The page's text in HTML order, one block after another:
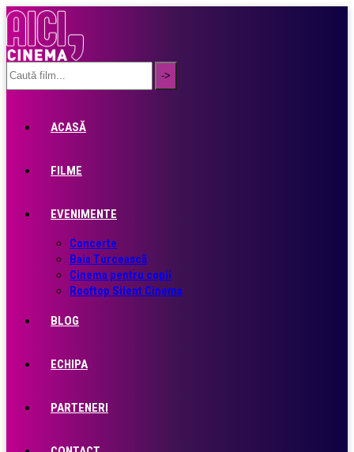
ACASĂ
FILME
EVENIMENTE
Concerte
Baia Turcească
Cinema pentru copii
Rooftop Silent Cinema
BLOG
ECHIPA
PARTENERI